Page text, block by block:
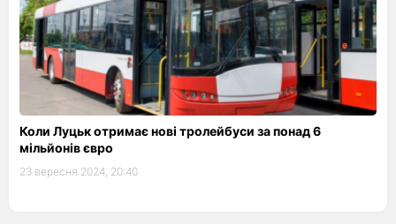
Коли Луцьк отримає нові тролейбуси за понад 6
мільйонів євро
23 вересня 2024, 20:40